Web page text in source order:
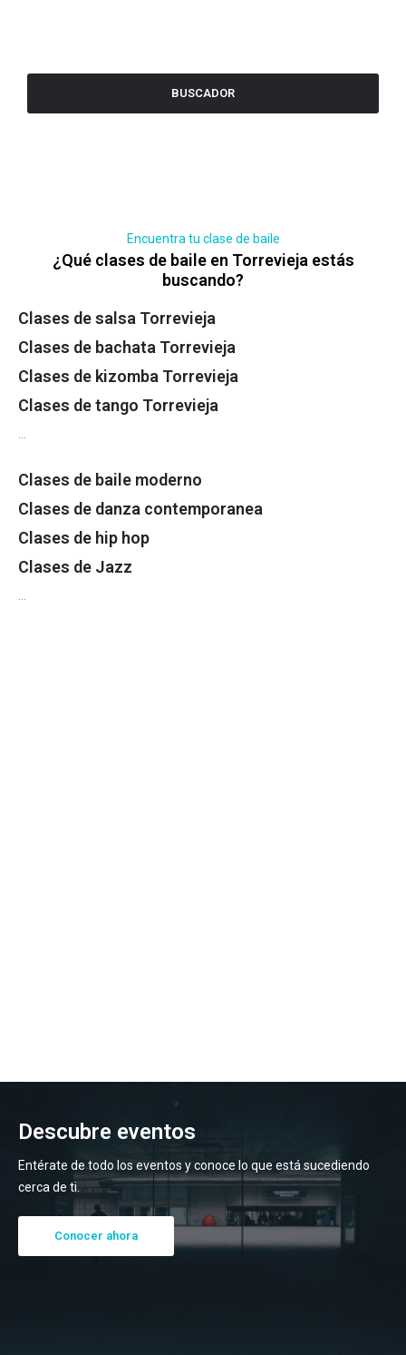
BUSCADOR
Encuentra tu clase de baile
¿Qué clases de baile en Torrevieja estás
buscando?
Clases de salsa Torrevieja
Clases de bachata Torrevieja
Clases de kizomba Torrevieja
Clases de tango Torrevieja
Clases de baile moderno
Clases de danza contemporanea
Clases de hip hop
Clases de Jazz
Descubre eventos
Entérate de todo los eventos y conoce lo que está sucediendo
cerca de ti.
Conocer ahora